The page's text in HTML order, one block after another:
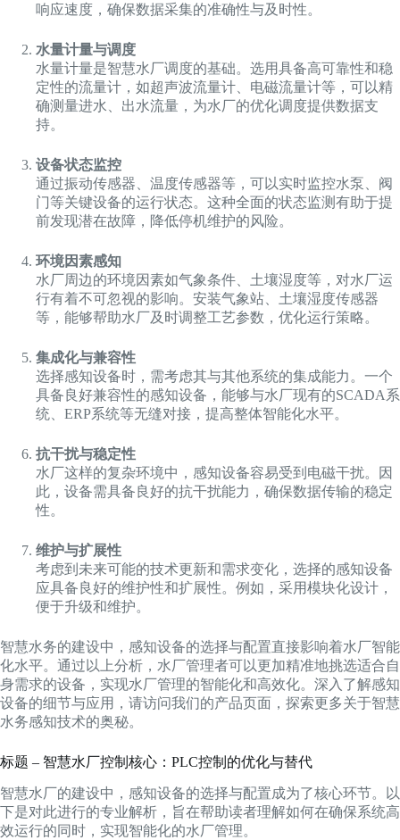
响应速度，确保数据采集的准确性与及时性。
水量计量与调度
水量计量是智慧水厂调度的基础。选用具备高可靠性和稳
定性的流量计，如超声波流量计、电磁流量计等，可以精
确测量进水、出水流量，为水厂的优化调度提供数据支
持。
设备状态监控
通过振动传感器、温度传感器等，可以实时监控水泵、阀
门等关键设备的运行状态。这种全面的状态监测有助于提
前发现潜在故障，降低停机维护的风险。
环境因素感知
水厂周边的环境因素如气象条件、土壤湿度等，对水厂运
行有着不可忽视的影响。安装气象站、土壤湿度传感器
等，能够帮助水厂及时调整工艺参数，优化运行策略。
集成化与兼容性
选择感知设备时，需考虑其与其他系统的集成能力。一个
具备良好兼容性的感知设备，能够与水厂现有的SCADA系
统、ERP系统等无缝对接，提高整体智能化水平。
抗干扰与稳定性
水厂这样的复杂环境中，感知设备容易受到电磁干扰。因
此，设备需具备良好的抗干扰能力，确保数据传输的稳定
性。
维护与扩展性
考虑到未来可能的技术更新和需求变化，选择的感知设备
应具备良好的维护性和扩展性。例如，采用模块化设计，
便于升级和维护。
智慧水务的建设中，感知设备的选择与配置直接影响着水厂智能
化水平。通过以上分析，水厂管理者可以更加精准地挑选适合自
身需求的设备，实现水厂管理的智能化和高效化。深入了解感知
设备的细节与应用，请访问我们的产品页面，探索更多关于智慧
水务感知技术的奥秘。
标题 – 智慧水厂控制核心：PLC控制的优化与替代
智慧水厂的建设中，感知设备的选择与配置成为了核心环节。以
下是对此进行的专业解析，旨在帮助读者理解如何在确保系统高
效运行的同时，实现智能化的水厂管理。